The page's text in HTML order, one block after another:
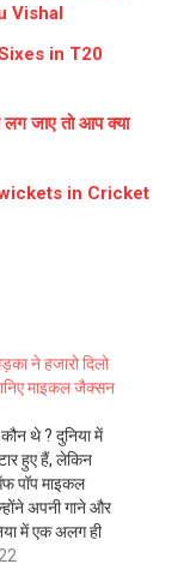
Vishal
in T20
जाए तो आप क्या
in Cricket
ने हजारो दिलो
माइकल जैक्सन
थे ? दुनिया में
हुए हैं, लेकिन
पॉप माइकल
अपनी गाने और
में एक अलग ही
माइकल एक ऐसे